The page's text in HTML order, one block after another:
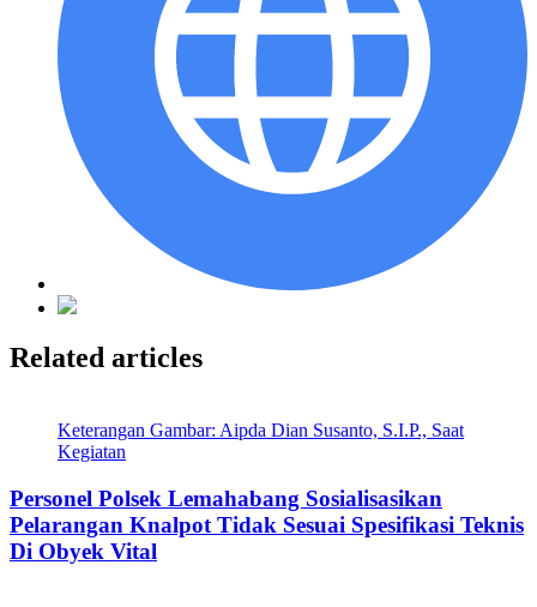
Related articles
Keterangan Gambar: Aipda Dian Susanto, S.I.P., Saat
Kegiatan
Personel Polsek Lemahabang Sosialisasikan
Pelarangan Knalpot Tidak Sesuai Spesifikasi Teknis
Di Obyek Vital